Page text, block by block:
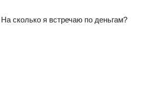
сколько я встречаю по деньгам?